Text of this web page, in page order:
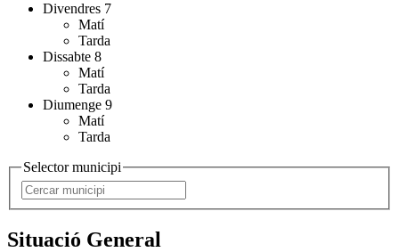
Divendres 7
Matí
Tarda
Dissabte 8
Matí
Tarda
Diumenge 9
Matí
Tarda
Selector municipi
Situació General